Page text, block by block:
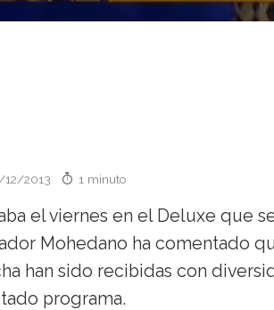
12/2013 1 minuto
el viernes en el Deluxe que
Mohedano ha comentado
han sido recibidas con
programa.